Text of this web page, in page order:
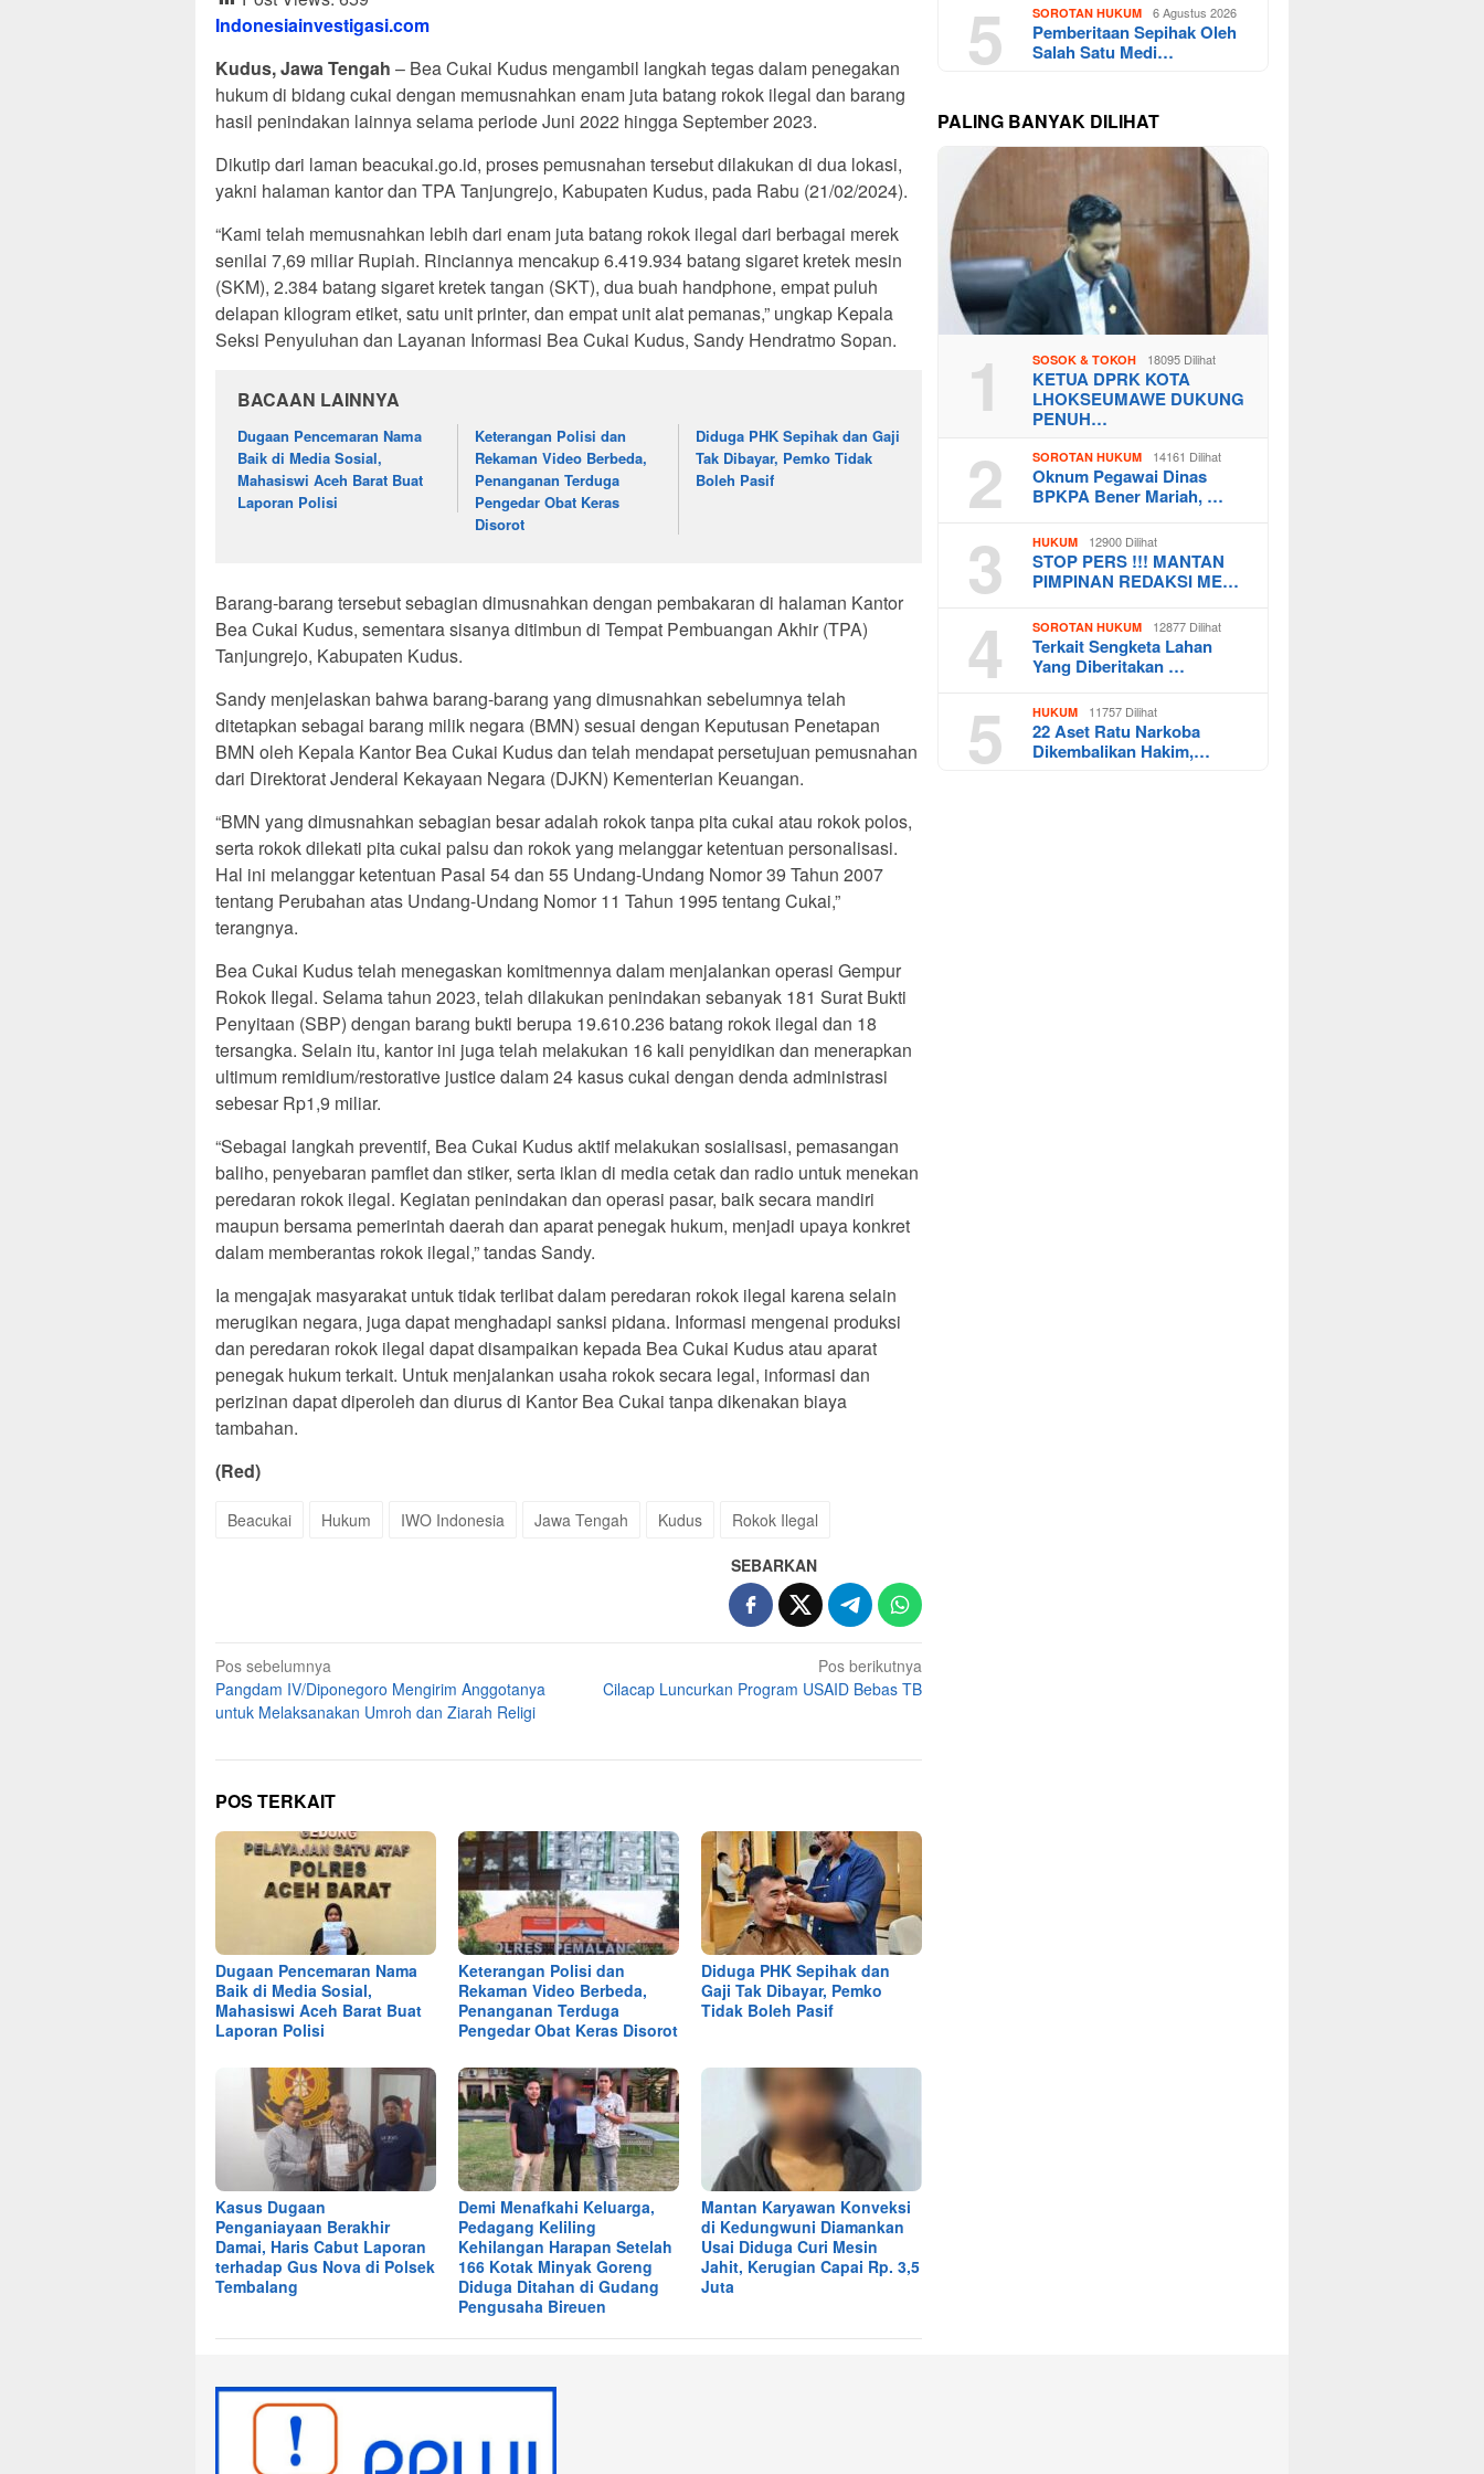
Indonesiainvestigasi.com
Kudus, Jawa Tengah – Bea Cukai Kudus mengambil langkah tegas dalam penegakan
hukum di bidang cukai dengan memusnahkan enam juta batang rokok ilegal dan barang
hasil penindakan lainnya selama periode Juni 2022 hingga September 2023.
Dikutip dari laman beacukai.go.id, proses pemusnahan tersebut dilakukan di dua lokasi,
yakni halaman kantor dan TPA Tanjungrejo, Kabupaten Kudus, pada Rabu (21/02/2024).
“Kami telah memusnahkan lebih dari enam juta batang rokok ilegal dari berbagai merek
senilai 7,69 miliar Rupiah. Rinciannya mencakup 6.419.934 batang sigaret kretek mesin
(SKM), 2.384 batang sigaret kretek tangan (SKT), dua buah handphone, empat puluh
delapan kilogram etiket, satu unit printer, dan empat unit alat pemanas,” ungkap Kepala
Seksi Penyuluhan dan Layanan Informasi Bea Cukai Kudus, Sandy Hendratmo Sopan.
BACAAN LAINNYA
Dugaan Pencemaran Nama
Baik di Media Sosial,
Mahasiswi Aceh Barat Buat
Laporan Polisi
Keterangan Polisi dan
Rekaman Video Berbeda,
Penanganan Terduga
Pengedar Obat Keras
Disorot
Diduga PHK Sepihak dan Gaji
Tak Dibayar, Pemko Tidak
Boleh Pasif
Barang-barang tersebut sebagian dimusnahkan dengan pembakaran di halaman Kantor
Bea Cukai Kudus, sementara sisanya ditimbun di Tempat Pembuangan Akhir (TPA)
Tanjungrejo, Kabupaten Kudus.
Sandy menjelaskan bahwa barang-barang yang dimusnahkan sebelumnya telah
ditetapkan sebagai barang milik negara (BMN) sesuai dengan Keputusan Penetapan
BMN oleh Kepala Kantor Bea Cukai Kudus dan telah mendapat persetujuan pemusnahan
dari Direktorat Jenderal Kekayaan Negara (DJKN) Kementerian Keuangan.
“BMN yang dimusnahkan sebagian besar adalah rokok tanpa pita cukai atau rokok polos,
serta rokok dilekati pita cukai palsu dan rokok yang melanggar ketentuan personalisasi.
Hal ini melanggar ketentuan Pasal 54 dan 55 Undang-Undang Nomor 39 Tahun 2007
tentang Perubahan atas Undang-Undang Nomor 11 Tahun 1995 tentang Cukai,”
terangnya.
Bea Cukai Kudus telah menegaskan komitmennya dalam menjalankan operasi Gempur
Rokok Ilegal. Selama tahun 2023, telah dilakukan penindakan sebanyak 181 Surat Bukti
Penyitaan (SBP) dengan barang bukti berupa 19.610.236 batang rokok ilegal dan 18
tersangka. Selain itu, kantor ini juga telah melakukan 16 kali penyidikan dan menerapkan
ultimum remidium/restorative justice dalam 24 kasus cukai dengan denda administrasi
sebesar Rp1,9 miliar.
“Sebagai langkah preventif, Bea Cukai Kudus aktif melakukan sosialisasi, pemasangan
baliho, penyebaran pamflet dan stiker, serta iklan di media cetak dan radio untuk menekan
peredaran rokok ilegal. Kegiatan penindakan dan operasi pasar, baik secara mandiri
maupun bersama pemerintah daerah dan aparat penegak hukum, menjadi upaya konkret
dalam memberantas rokok ilegal,” tandas Sandy.
Ia mengajak masyarakat untuk tidak terlibat dalam peredaran rokok ilegal karena selain
merugikan negara, juga dapat menghadapi sanksi pidana. Informasi mengenai produksi
dan peredaran rokok ilegal dapat disampaikan kepada Bea Cukai Kudus atau aparat
penegak hukum terkait. Untuk menjalankan usaha rokok secara legal, informasi dan
perizinan dapat diperoleh dan diurus di Kantor Bea Cukai tanpa dikenakan biaya
tambahan.
(Red)
Beacukai Hukum IWO Indonesia Jawa Tengah Kudus Rokok Ilegal
SEBARKAN
Navigasi
pos
Pos sebelumnya
Pangdam IV/Diponegoro Mengirim Anggotanya
untuk Melaksanakan Umroh dan Ziarah Religi
Pos berikutnya
Cilacap Luncurkan Program USAID Bebas TB
POS TERKAIT
Dugaan Pencemaran Nama
Baik di Media Sosial,
Mahasiswi Aceh Barat Buat
Laporan Polisi
Keterangan Polisi dan
Rekaman Video Berbeda,
Penanganan Terduga
Pengedar Obat Keras Disorot
Diduga PHK Sepihak dan
Gaji Tak Dibayar, Pemko
Tidak Boleh Pasif
Kasus Dugaan
Penganiayaan Berakhir
Damai, Haris Cabut Laporan
terhadap Gus Nova di Polsek
Tembalang
Demi Menafkahi Keluarga,
Pedagang Keliling
Kehilangan Harapan Setelah
166 Kotak Minyak Goreng
Diduga Ditahan di Gudang
Pengusaha Bireuen
Mantan Karyawan Konveksi
di Kedungwuni Diamankan
Usai Diduga Curi Mesin
Jahit, Kerugian Capai Rp. 3,5
Juta
5 SOROTAN HUKUM 6 Agustus 2026
Pemberitaan Sepihak Oleh
Salah Satu Medi…
PALING BANYAK DILIHAT
1 SOSOK & TOKOH 18095 Dilihat
KETUA DPRK KOTA
LHOKSEUMAWE DUKUNG
PENUH…
2 SOROTAN HUKUM 14161 Dilihat
Oknum Pegawai Dinas
BPKPA Bener Mariah, …
3 HUKUM 12900 Dilihat
STOP PERS !!! MANTAN
PIMPINAN REDAKSI ME…
4 SOROTAN HUKUM 12877 Dilihat
Terkait Sengketa Lahan
Yang Diberitakan …
5 HUKUM 11757 Dilihat
22 Aset Ratu Narkoba
Dikembalikan Hakim,…